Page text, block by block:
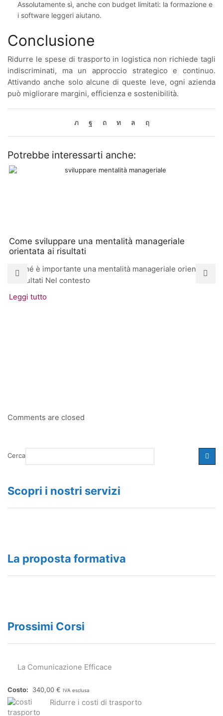
Assolutamente sì, anche con budget limitati: la formazione e
i software leggeri aiutano.
Conclusione
Ridurre le spese di trasporto in logistica non richiede tagli
indiscriminati, ma un approccio strategico e continuo.
Attivando anche solo alcune di queste leve, ogni azienda
può migliorare margini, efficienza e sostenibilità.
Potrebbe interessarti anche:
Come sviluppare una mentalità manageriale
orientata ai risultati
Perché è importante una mentalità manageriale orientata
ai risultati Nel contesto
Leggi tutto
Comments are closed
Cerca
Scopri i nostri servizi
La proposta formativa
Prossimi Corsi
La Comunicazione Efficace
340,00 € IVA esclusa
Ridurre i costi di trasporto